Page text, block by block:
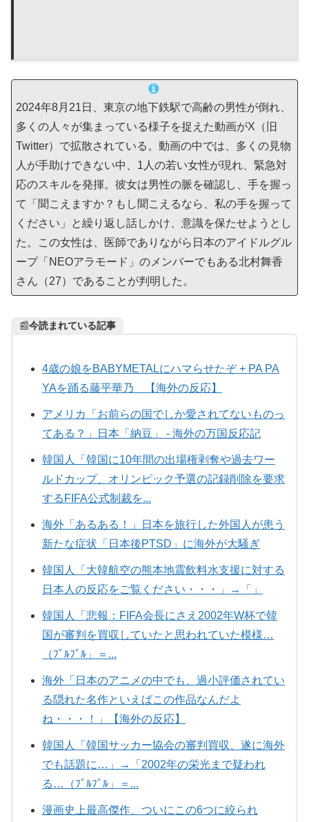
2024年8月21日、東京の地下鉄駅で高齢の男性が倒れ、
多くの人々が集まっている様子を捉えた動画がX（旧
Twitter）で拡散されている。動画の中では、多くの見物
人が手助けできない中、1人の若い女性が現れ、緊急対
応のスキルを発揮。彼女は男性の脈を確認し、手を握っ
て「聞こえますか？もし聞こえるなら、私の手を握って
ください」と繰り返し話しかけ、意識を保たせようとし
た。この女性は、医師でありながら日本のアイドルグル
ープ「NEOアラモード」のメンバーでもある北村舞香
さん（27）であることが判明した。
📰今読まれている記事
4歳の娘をBABYMETALにハマらせたぞ + PA PA
YAを踊る藤平華乃 【海外の反応】
アメリカ「お前らの国でしか愛されてないものっ
てある？」日本「納豆」 - 海外の万国反応記
韓国人「韓国に10年間の出場権剥奪や過去ワー
ルドカップ、オリンピック予選の記録削除を要求
するFIFA公式制裁を...
海外「あるある！」日本を旅行した外国人が患う
新たな症状「日本後PTSD」に海外が大騒ぎ
韓国人「大韓航空の熊本地震飲料水支援に対する
日本人の反応をご覧ください・・・」→「」
韓国人「悲報：FIFA会長にさえ2002年W杯で韓
国が審判を買収していたと思われていた模様…
（ﾌﾞﾙﾌﾞﾙ」＝...
海外「日本のアニメの中でも、過小評価されてい
る隠れた名作といえばこの作品なんだよ
ね・・・！」【海外の反応】
韓国人「韓国サッカー協会の審判買収、遂に海外
でも話題に…」→「2002年の栄光まで疑われ
る…（ﾌﾞﾙﾌﾞﾙ」＝...
漫画史上最高傑作、ついにこの6つに絞られ